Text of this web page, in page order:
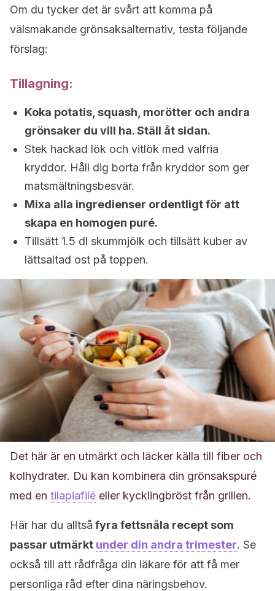
Om du tycker det är svårt att komma på
välsmakande grönsaksalternativ, testa följande
förslag:
Tillagning:
Koka potatis, squash, morötter och andra
grönsaker du vill ha. Ställ åt sidan.
Stek hackad lök och vitlök med valfria
kryddor. Håll dig borta från kryddor som ger
matsmältningsbesvär.
Mixa alla ingredienser ordentligt för att
skapa en homogen puré.
Tillsätt 1.5 dl skummjölk och tillsätt kuber av
lättsaltad ost på toppen.
Det här är en utmärkt och läcker källa till fiber och
kolhydrater. Du kan kombinera din grönsakspuré
med en tilapiafilé eller kycklingbröst från grillen.
Här har du alltså fyra fettsnåla recept som
passar utmärkt under din andra trimester. Se
också till att rådfråga din läkare för att få mer
personliga råd efter dina näringsbehov.